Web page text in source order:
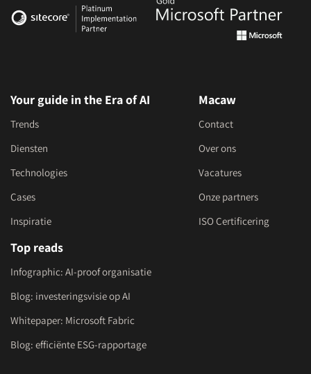
Your guide in the Era of AI
Trends
Diensten
Technologies
Cases
Inspiratie
Macaw
Contact
Over ons
Vacatures
Onze partners
ISO Certificering
Top reads
Infographic: AI-proof organisatie
Blog: investeringsvisie op AI
Whitepaper: Microsoft Fabric
Blog: efficiënte ESG-rapportage